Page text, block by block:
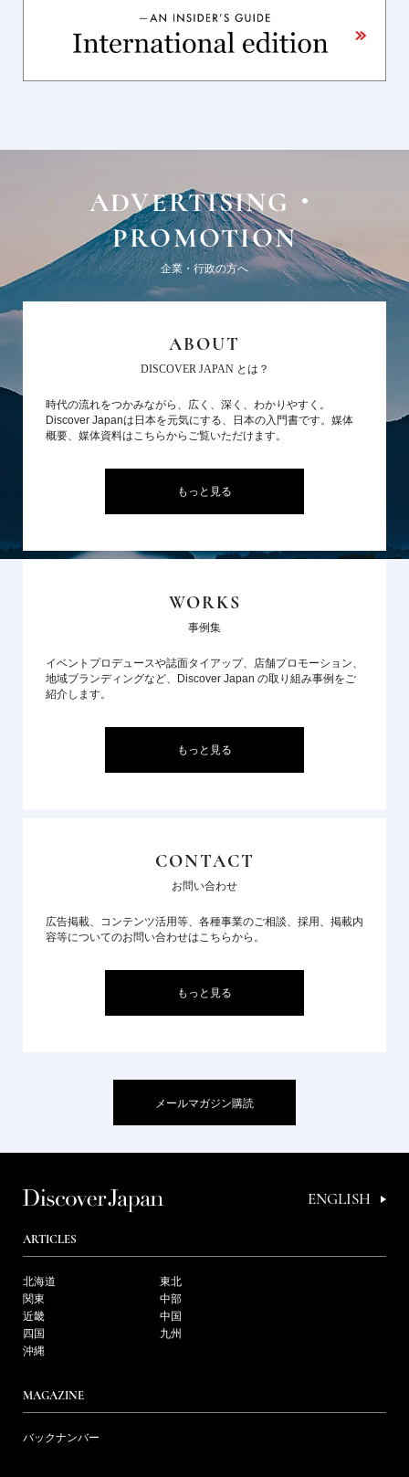
ADVERTISING・
PROMOTION
企業・行政の方へ
ABOUT
DISCOVER JAPAN とは？
時代の流れをつかみながら、広く、深く、わかりやすく。
Discover Japanは日本を元気にする、日本の入門書です。媒体
概要、媒体資料はこちらからご覧いただけます。
もっと見る
WORKS
事例集
イベントプロデュースや誌面タイアップ、店舗プロモーション、
地域ブランディングなど、Discover Japan の取り組み事例をご
紹介します。
もっと見る
CONTACT
お問い合わせ
広告掲載、コンテンツ活用等、各種事業のご相談、採用、掲載内
容等についてのお問い合わせはこちらから。
もっと見る
メールマガジン購読
ENGLISH
ARTICLES
北海道
東北
関東
中部
近畿
中国
四国
九州
沖縄
MAGAZINE
バックナンバー